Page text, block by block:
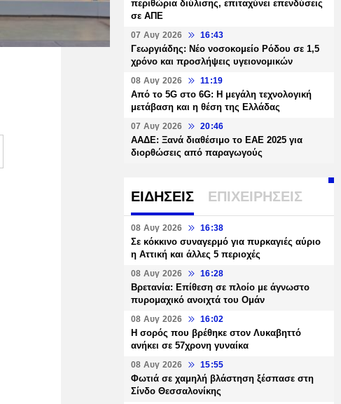
περιθώρια διύλισης, επιταχύνει επενδύσεις
σε ΑΠΕ
07 Αυγ 2026 16:43
Γεωργιάδης: Νέο νοσοκομείο Ρόδου σε 1,5
χρόνο και προσλήψεις υγειονομικών
08 Αυγ 2026 11:19
Από το 5G στο 6G: Η μεγάλη τεχνολογική
μετάβαση και η θέση της Ελλάδας
07 Αυγ 2026 20:46
ΑΑΔΕ: Ξανά διαθέσιμο το ΕΑΕ 2025 για
διορθώσεις από παραγωγούς
ΕΙΔΗΣΕΙΣ ΕΠΙΧΕΙΡΗΣΕΙΣ
08 Αυγ 2026 16:38
Σε κόκκινο συναγερμό για πυρκαγιές αύριο
η Αττική και άλλες 5 περιοχές
08 Αυγ 2026 16:28
Βρετανία: Επίθεση σε πλοίο με άγνωστο
πυρομαχικό ανοιχτά του Ομάν
08 Αυγ 2026 16:02
Η σορός που βρέθηκε στον Λυκαβηττό
ανήκει σε 57χρονη γυναίκα
08 Αυγ 2026 15:55
Φωτιά σε χαμηλή βλάστηση ξέσπασε στη
Σίνδο Θεσσαλονίκης